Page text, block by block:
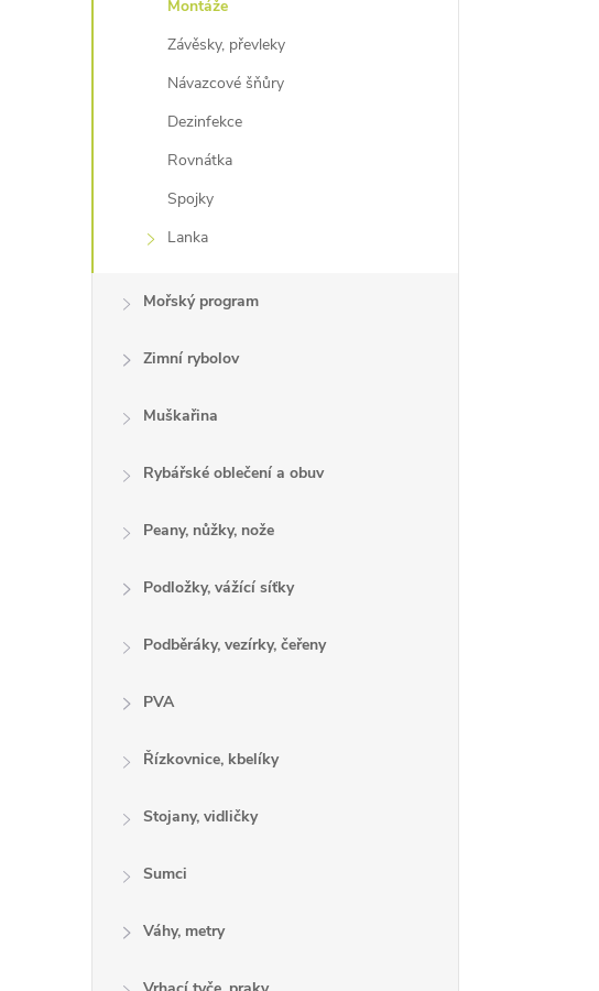
Montáže
Závěsky, převleky
Návazcové šňůry
Dezinfekce
Rovnátka
Spojky
Lanka
Mořský program
Zimní rybolov
Muškařina
Rybářské oblečení a obuv
Peany, nůžky, nože
Podložky, vážící síťky
Podběráky, vezírky, čeřeny
PVA
Řízkovnice, kbelíky
Stojany, vidličky
Sumci
Váhy, metry